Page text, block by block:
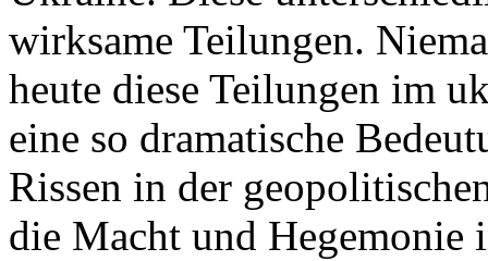
wirksame Teilungen.
heute diese Teilungen im
eine so dramatische
Rissen in der
die Macht und Hegemonie